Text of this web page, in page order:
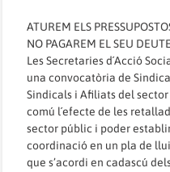
ATUREM ELS
NO PAGAREM EL SEU DEUTE
Les Secretaries d´Acció
una convocatòria de
Sindicals i Afiliats del
comú l´efecte de les
sector públic i poder
coordinació en un pla de
que s’acordi en cadascú